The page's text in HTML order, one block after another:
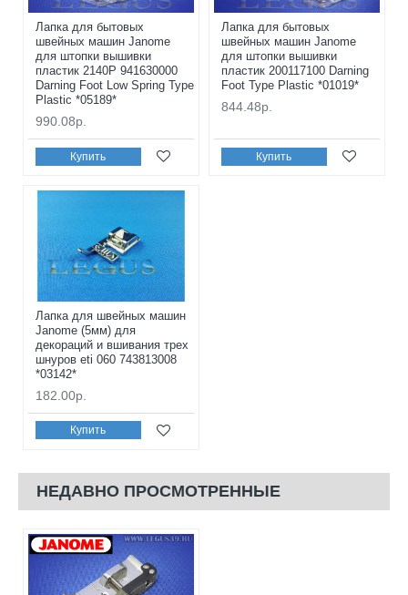
Лапка для бытовых
швейных машин Janome
для штопки вышивки
пластик 2140P 941630000
Darning Foot Low Spring Type
Plastic *05189*
990.08р.
Купить
Лапка для бытовых
швейных машин Janome
для штопки вышивки
пластик 200117100 Darning
Foot Type Plastic *01019*
844.48р.
Купить
Лапка для швейных машин
Janome (5мм) для
декораций и вшивания трех
шнуров eti 060 743813008
*03142*
182.00р.
Купить
НЕДАВНО ПРОСМОТРЕННЫЕ